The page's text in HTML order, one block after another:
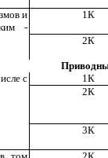
и
-
1К
2К
с
1К
2К
3К